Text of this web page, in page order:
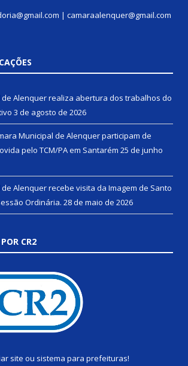
| camaraalenquer@gmail.com
de Alenquer realiza abertura dos trabalhos do
3 de agosto de 2026
Municipal de Alenquer participam de
pelo TCM/PA em Santarém 25 de junho
Alenquer recebe visita da Imagem de Santo
Ordinária. 28 de maio de 2026
CR2
site ou sistema para prefeituras!